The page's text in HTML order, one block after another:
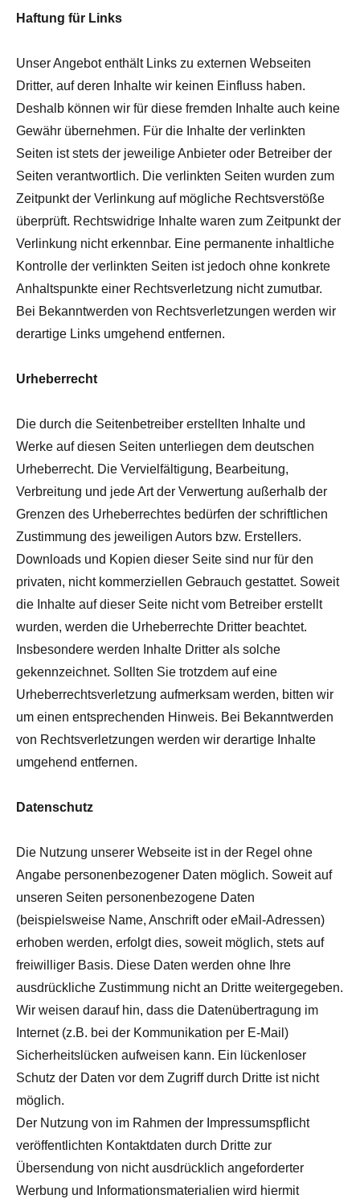
Haftung für Links
Unser Angebot enthält Links zu externen Webseiten
Dritter, auf deren Inhalte wir keinen Einfluss haben.
Deshalb können wir für diese fremden Inhalte auch keine
Gewähr übernehmen. Für die Inhalte der verlinkten
Seiten ist stets der jeweilige Anbieter oder Betreiber der
Seiten verantwortlich. Die verlinkten Seiten wurden zum
Zeitpunkt der Verlinkung auf mögliche Rechtsverstöße
überprüft. Rechtswidrige Inhalte waren zum Zeitpunkt der
Verlinkung nicht erkennbar. Eine permanente inhaltliche
Kontrolle der verlinkten Seiten ist jedoch ohne konkrete
Anhaltspunkte einer Rechtsverletzung nicht zumutbar.
Bei Bekanntwerden von Rechtsverletzungen werden wir
derartige Links umgehend entfernen.
Urheberrecht
Die durch die Seitenbetreiber erstellten Inhalte und
Werke auf diesen Seiten unterliegen dem deutschen
Urheberrecht. Die Vervielfältigung, Bearbeitung,
Verbreitung und jede Art der Verwertung außerhalb der
Grenzen des Urheberrechtes bedürfen der schriftlichen
Zustimmung des jeweiligen Autors bzw. Erstellers.
Downloads und Kopien dieser Seite sind nur für den
privaten, nicht kommerziellen Gebrauch gestattet. Soweit
die Inhalte auf dieser Seite nicht vom Betreiber erstellt
wurden, werden die Urheberrechte Dritter beachtet.
Insbesondere werden Inhalte Dritter als solche
gekennzeichnet. Sollten Sie trotzdem auf eine
Urheberrechtsverletzung aufmerksam werden, bitten wir
um einen entsprechenden Hinweis. Bei Bekanntwerden
von Rechtsverletzungen werden wir derartige Inhalte
umgehend entfernen.
Datenschutz
Die Nutzung unserer Webseite ist in der Regel ohne
Angabe personenbezogener Daten möglich. Soweit auf
unseren Seiten personenbezogene Daten
(beispielsweise Name, Anschrift oder eMail-Adressen)
erhoben werden, erfolgt dies, soweit möglich, stets auf
freiwilliger Basis. Diese Daten werden ohne Ihre
ausdrückliche Zustimmung nicht an Dritte weitergegeben.
Wir weisen darauf hin, dass die Datenübertragung im
Internet (z.B. bei der Kommunikation per E-Mail)
Sicherheitslücken aufweisen kann. Ein lückenloser
Schutz der Daten vor dem Zugriff durch Dritte ist nicht
möglich.
Der Nutzung von im Rahmen der Impressumspflicht
veröffentlichten Kontaktdaten durch Dritte zur
Übersendung von nicht ausdrücklich angeforderter
Werbung und Informationsmaterialien wird hiermit